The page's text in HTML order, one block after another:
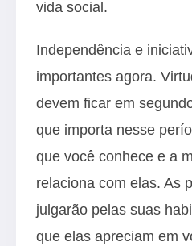
vida social.
Independência e
importantes agora.
devem ficar em
que importa nesse
que você conhece e a
relaciona com elas. As
julgarão pelas suas
que elas apreciam em